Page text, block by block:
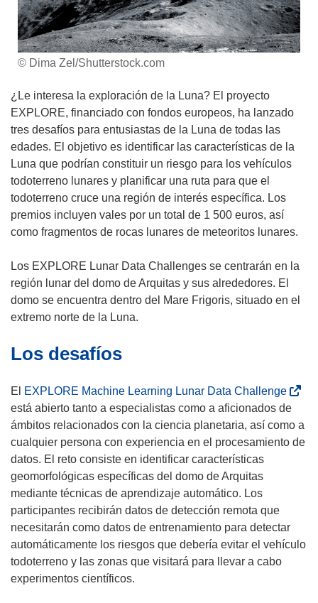
© Dima Zel/Shutterstock.com
¿Le interesa la exploración de la Luna? El proyecto
EXPLORE, financiado con fondos europeos, ha lanzado
tres desafíos para entusiastas de la Luna de todas las
edades. El objetivo es identificar las características de la
Luna que podrían constituir un riesgo para los vehículos
todoterreno lunares y planificar una ruta para que el
todoterreno cruce una región de interés específica. Los
premios incluyen vales por un total de 1 500 euros, así
como fragmentos de rocas lunares de meteoritos lunares.
Los EXPLORE Lunar Data Challenges se centrarán en la
región lunar del domo de Arquitas y sus alrededores. El
domo se encuentra dentro del Mare Frigoris, situado en el
extremo norte de la Luna.
Los desafíos
El EXPLORE Machine Learning Lunar Data Challenge(
s
e
a
á
e
está abierto tanto a especialistas como a aficionados de
ámbitos relacionados con la ciencia planetaria, así como a
cualquier persona con experiencia en el procesamiento de
datos. El reto consiste en identificar características
geomorfológicas específicas del domo de Arquitas
mediante técnicas de aprendizaje automático. Los
participantes recibirán datos de detección remota que
necesitarán como datos de entrenamiento para detectar
automáticamente los riesgos que debería evitar el vehículo
todoterreno y las zonas que visitará para llevar a cabo
experimentos científicos.